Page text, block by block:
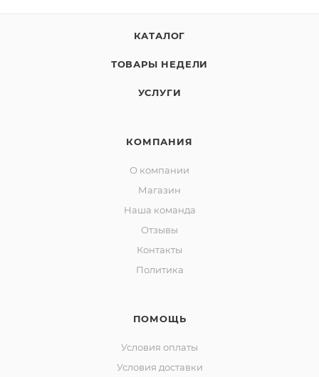
КАТАЛОГ
ТОВАРЫ НЕДЕЛИ
УСЛУГИ
КОМПАНИЯ
О компании
Магазин
Наша команда
Отзывы
Контакты
Политика
ПОМОЩЬ
Условия оплаты
Условия доставки